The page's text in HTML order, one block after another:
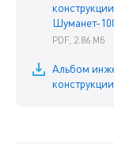
Шуманет-
PDF, 2.86 Мб
Альбом